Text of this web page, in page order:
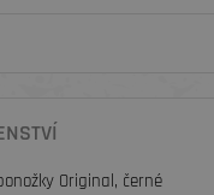
Original, černé